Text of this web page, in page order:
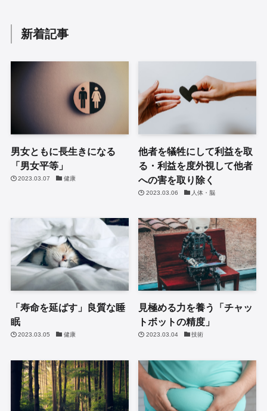
新着記事
男女ともに長生きになる
「男女平等」
2023.03.07 健康
他者を犠牲にして利益を取
る・利益を度外視して他者
への害を取り除く
2023.03.06 人体・脳
「寿命を延ばす」良質な睡
眠
2023.03.05 健康
見極める力を養う「チャッ
トボットの精度」
2023.03.04 技術